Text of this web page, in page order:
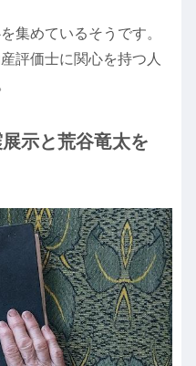
集めているそうです。
評価士に関心を持つ人
示と荒谷竜太を